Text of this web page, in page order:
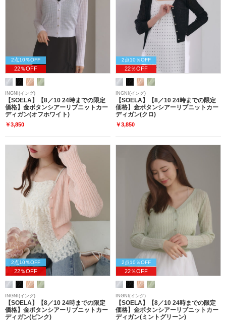
2点10％OFF
22％OFF
INGNI(イング)
【SOELA】【8／10 24時までの限定
価格】金ボタンシアーリブニットカー
ディガン(オフホワイト)
￥3,850
2点10％OFF
22％OFF
INGNI(イング)
【SOELA】【8／10 24時までの限定
価格】金ボタンシアーリブニットカー
ディガン(クロ)
￥3,850
2点10％OFF
22％OFF
INGNI(イング)
【SOELA】【8／10 24時までの限定
価格】金ボタンシアーリブニットカー
ディガン(ピンク)
2点10％OFF
22％OFF
INGNI(イング)
【SOELA】【8／10 24時までの限定
価格】金ボタンシアーリブニットカー
ディガン(ミントグリーン)